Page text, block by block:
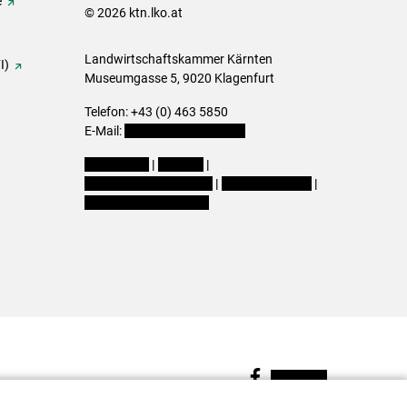
© 2026 ktn.lko.at
Landwirtschaftskammer Kärnten
Museumgasse 5, 9020 Klagenfurt
Telefon: +43 (0) 463 5850
E-Mail:
|
|
|
|
Facebook